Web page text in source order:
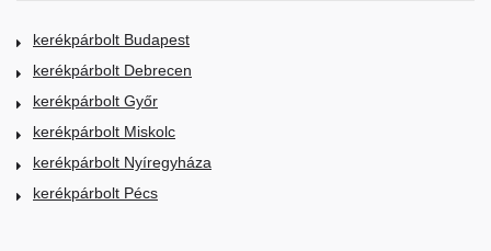
kerékpárbolt Budapest
kerékpárbolt Debrecen
kerékpárbolt Győr
kerékpárbolt Miskolc
kerékpárbolt Nyíregyháza
kerékpárbolt Pécs